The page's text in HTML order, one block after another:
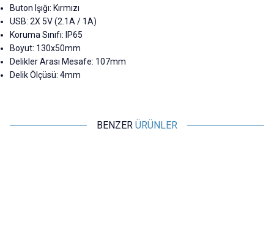
Buton Işığı: Kırmızı
USB: 2X 5V (2.1A / 1A)
Koruma Sınıfı: IP65
Boyut: 130x50mm
Delikler Arası Mesafe: 107mm
Delik Ölçüsü: 4mm
BENZER ÜRÜNLER